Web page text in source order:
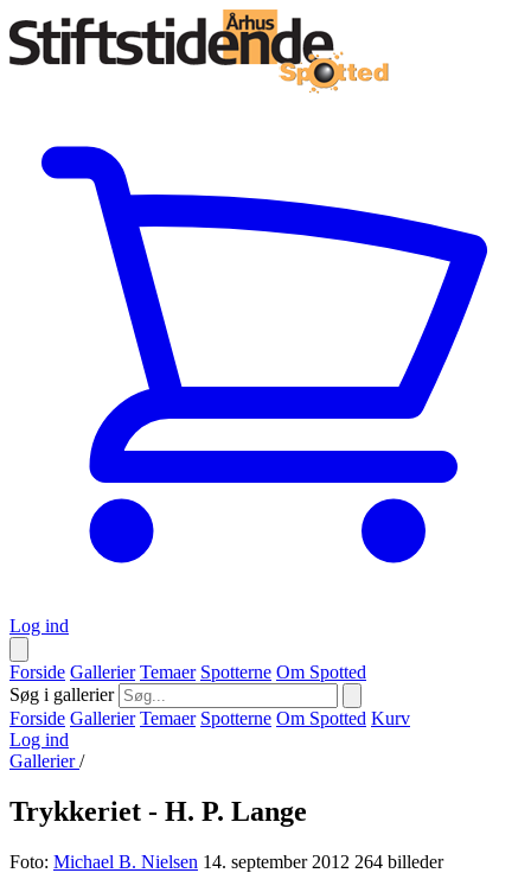
Log ind
Forside Gallerier Temaer Spotterne Om Spotted
Søg i gallerier
Forside Gallerier Temaer Spotterne Om Spotted Kurv
Log ind
Gallerier/
Trykkeriet - H. P. Lange
Foto: Michael B. Nielsen 14. september 2012 264 billeder